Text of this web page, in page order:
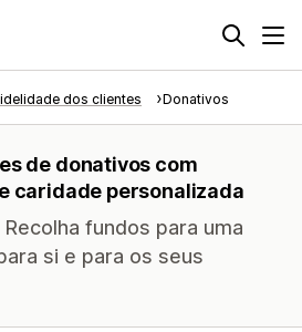
dos clientes Donativos
de donativos com
caridade personalizada
fundos para uma
si e para os seus